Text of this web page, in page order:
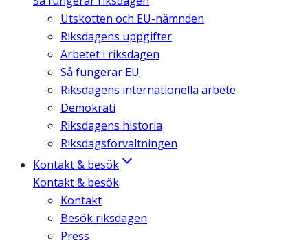
Utskotten och EU-nämnden
Riksdagens uppgifter
Arbetet i riksdagen
Så fungerar EU
Riksdagens internationella arbete
Demokrati
Riksdagens historia
Riksdagsförvaltningen
Kontakt & besök
Kontakt & besök
Kontakt
Besök riksdagen
Press